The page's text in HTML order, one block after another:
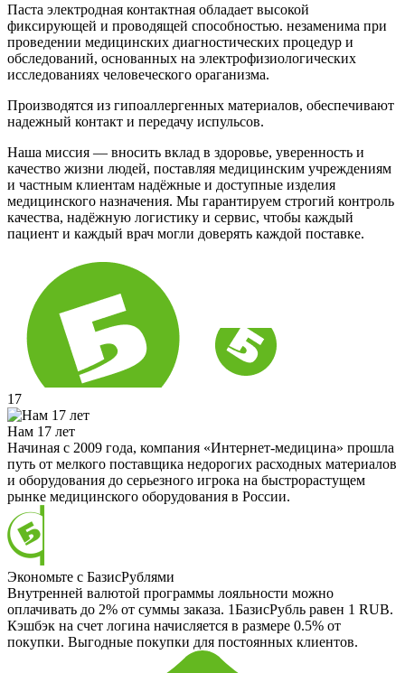
Паста электродная контактная обладает высокой
фиксирующей и проводящей способностью. незаменима при
проведении медицинских диагностических процедур и
обследований, основанных на электрофизиологических
исследованиях человеческого ораганизма.
Производятся из гипоаллергенных материалов, обеспечивают
надежный контакт и передачу испульсов.
Наша миссия — вносить вклад в здоровье, уверенность и
качество жизни людей, поставляя медицинским учреждениям
и частным клиентам надёжные и доступные изделия
медицинского назначения. Мы гарантируем строгий контроль
качества, надёжную логистику и сервис, чтобы каждый
пациент и каждый врач могли доверять каждой поставке.
17
Нам 17 лет
Начиная с 2009 года, компания «Интернет-медицина» прошла
путь от мелкого поставщика недорогих расходных материалов
и оборудования до серьезного игрока на быстрорастущем
рынке медицинского оборудования в России.
Экономьте с БазисРублями
Внутренней валютой программы лояльности можно
оплачивать до 2% от суммы заказа. 1БазисРубль равен 1 RUB.
Кэшбэк на счет логина начисляется в размере 0.5% от
покупки. Выгодные покупки для постоянных клиентов.